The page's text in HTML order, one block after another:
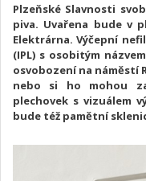
Plzeňské Slavnosti
piva. Uvařena bude v
Elektrárna. Výčepní
(IPL) s osobitým
osvobození na náměstí
nebo si ho mohou
plechovek s vizuálem
bude též pamětní